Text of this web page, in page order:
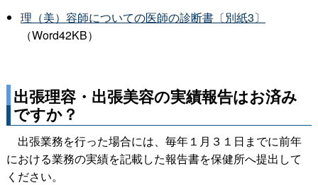
理（美）容師についての医師の診断書〔別紙3〕
（Word42KB）
出張理容・出張美容の実績報告はお済み
ですか？
出張業務を行った場合には、毎年１月３１日までに前年
における業務の実績を記載した報告書を保健所へ提出して
ください。